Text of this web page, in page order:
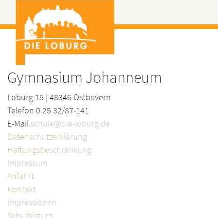
Gymnasium Johanneum
Loburg 15 | 48346 Ostbevern
Telefon 0 25 32/87-141
E-Mail schule@die-loburg.de
Datenschutzerklärung
Haftungsbeschränkung
Impressum
Anfahrt
Kontakt
Impressionen
Schulbistum